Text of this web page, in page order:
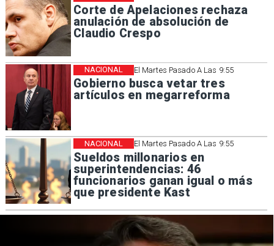
Corte de Apelaciones rechaza
anulación de absolución de
Claudio Crespo
El Martes Pasado A Las 9:55
Gobierno busca vetar tres
artículos en megarreforma
NACIONAL
El Martes Pasado A Las 9:55
Sueldos millonarios en
superintendencias: 46
funcionarios ganan igual o más
que presidente Kast
NACIONAL